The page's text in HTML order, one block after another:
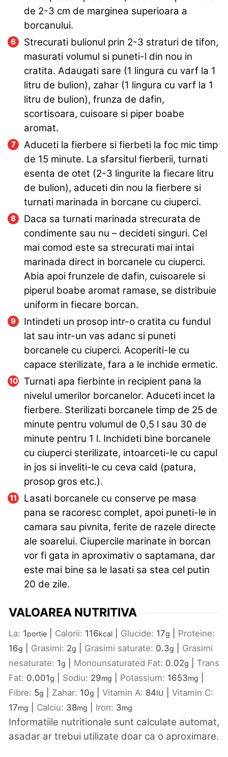
de 2-3 cm de marginea superioara a
borcanului.
Strecurati bulionul prin 2-3 straturi de tifon,
masurati volumul si puneti-l din nou in
cratita. Adaugati sare (1 lingura cu varf la 1
litru de bulion), zahar (1 lingura cu varf la 1
litru de bulion), frunza de dafin,
scortisoara, cuisoare si piper boabe
aromat.
Aduceti la fierbere si fierbeti la foc mic timp
de 15 minute. La sfarsitul fierberii, turnati
esenta de otet (2-3 lingurite la fiecare litru
de bulion), aduceti din nou la fierbere si
turnati marinada in borcane cu ciuperci.
Daca sa turnati marinada strecurata de
condimente sau nu – decideti singuri. Cel
mai comod este sa strecurati mai intai
marinada direct in borcanele cu ciuperci.
Abia apoi frunzele de dafin, cuisoarele si
piperul boabe aromat ramase, se distribuie
uniform in fiecare borcan.
Intindeti un prosop intr-o cratita cu fundul
lat sau intr-un vas adanc si puneti
borcanele cu ciuperci. Acoperiti-le cu
capace sterilizate, fara a le inchide ermetic.
Turnati apa fierbinte in recipient pana la
nivelul umerilor borcanelor. Aduceti incet la
fierbere. Sterilizati borcanele timp de 25 de
minute pentru volumul de 0,5 l sau 30 de
minute pentru 1 l. Inchideti bine borcanele
cu ciuperci sterilizate, intoarceti-le cu capul
in jos si inveliti-le cu ceva cald (patura,
prosop gros etc.).
Lasati borcanele cu conserve pe masa
pana se racoresc complet, apoi puneti-le in
camara sau pivnita, ferite de razele directe
ale soarelui. Ciupercile marinate in borcan
vor fi gata in aproximativ o saptamana, dar
este mai bine sa le lasati sa stea cel putin
20 de zile.
VALOAREA NUTRITIVA
La: 1portie Calorii: 116kcal Glucide: 17g
Proteine:
16g Grasimi: 2g Grasimi saturate: 0.3g
Grasimi
nesaturate: 1g Monounsaturated Fat: 0.02g
Trans
Fat: 0.001g Sodiu: 29mg Potassium: 1653mg
Fibre: 5g Zahar: 10g Vitamin A: 84IU
Vitamin C:
17mg Calciu: 38mg Iron: 3mg
Informatiile nutritionale sunt calculate automat,
asadar ar trebui utilizate doar ca o aproximare.